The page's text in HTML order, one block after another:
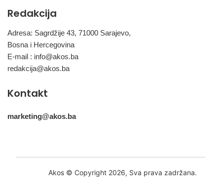
Redakcija
Adresa: Sagrdžije 43, 71000 Sarajevo,
Bosna i Hercegovina
E-mail : info@akos.ba
redakcija@akos.ba
Kontakt
marketing@akos.ba
Akos © Copyright 2026, Sva prava zadržana.